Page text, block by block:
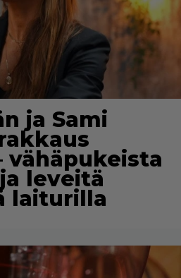
ja Sami
vähäpukeista
leveitä
laiturilla